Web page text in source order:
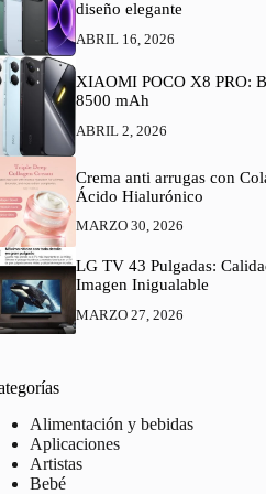
diseño elegante
ABRIL 16, 2026
XIAOMI POCO X8 PRO:
8500 mAh
ABRIL 2, 2026
Crema anti arrugas con
Ácido Hialurónico
MARZO 30, 2026
LG TV 43 Pulgadas:
Imagen Inigualable
MARZO 27, 2026
Alimentación y bebidas
Aplicaciones
Artistas
Bebé